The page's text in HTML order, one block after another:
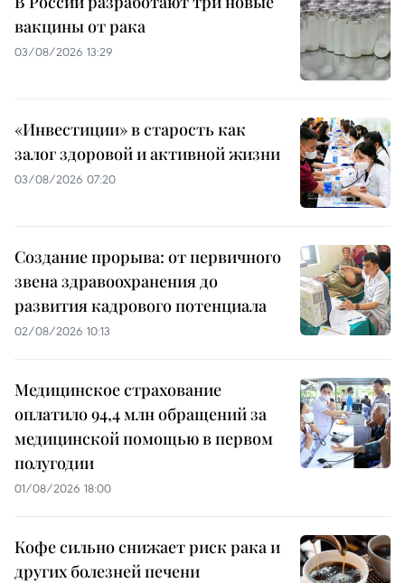
вакцины от рака
03/08/2026 13:29
«Инвестиции» в старость как
залог здоровой и активной жизни
03/08/2026 07:20
Создание прорыва: от первичного
звена здравоохранения до
развития кадрового потенциала
02/08/2026 10:13
Медицинское страхование
оплатило 94,4 млн обращений за
медицинской помощью в первом
полугодии
01/08/2026 18:00
Кофе сильно снижает риск рака и
других болезней печени